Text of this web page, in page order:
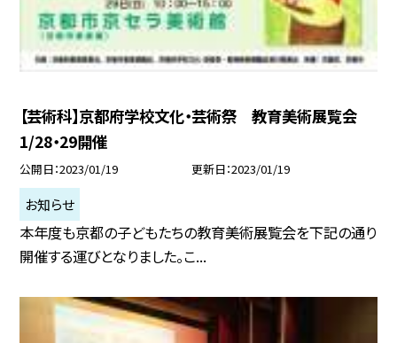
【芸術科】京都府学校文化・芸術祭 教育美術展覧会
1/28・29開催
公開日 2023/01/19 更新日 2023/01/19
お知らせ
本年度も京都の子どもたちの教育美術展覧会を下記の通り
開催する運びとなりました。こ...